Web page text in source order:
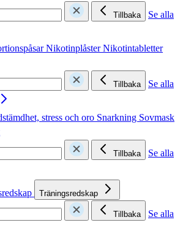
Tillbaka
Se alla
NikotinplåsterNikotintabletter
Tillbaka
Se alla
stress och oro Snarkning Sovmask
Tillbaka
Se alla
Träningsredskap
Tillbaka
Se alla